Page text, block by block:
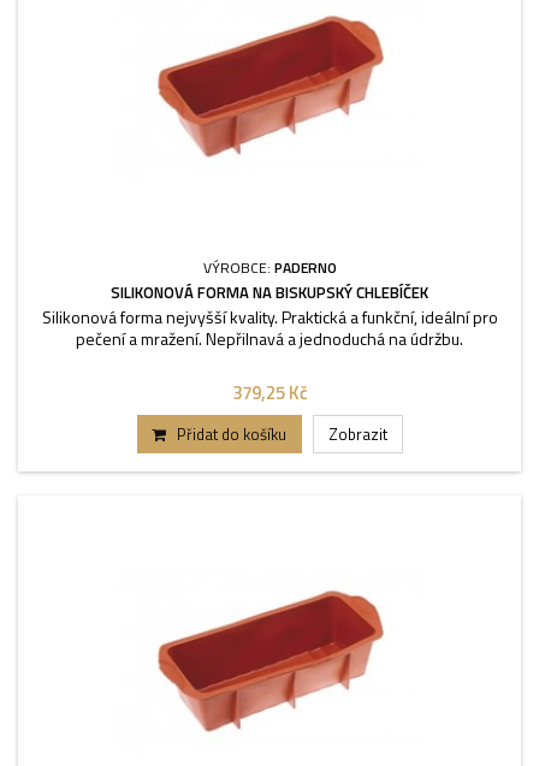
VÝROBCE: PADERNO
SILIKONOVÁ FORMA NA BISKUPSKÝ CHLEBÍČEK
Silikonová forma nejvyšší kvality. Praktická a funkční, ideální pro
pečení a mražení. Nepřilnavá a jednoduchá na údržbu.
379,25 Kč
Přidat do košíku Zobrazit